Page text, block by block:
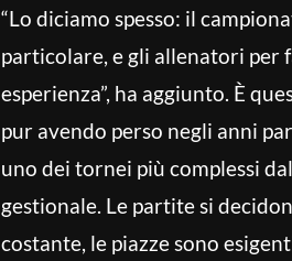
“Lo diciamo spesso: il
particolare, e gli allenatori per
esperienza”, ha aggiunto. È
pur avendo perso negli anni
uno dei tornei più complessi
gestionale. Le partite si
costante, le piazze sono